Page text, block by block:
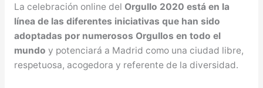
La celebración online del Orgullo 2020 está en la
línea de las diferentes iniciativas que han sido
adoptadas por numerosos Orgullos en todo el
mundo y potenciará a Madrid como una ciudad libre,
respetuosa, acogedora y referente de la diversidad.